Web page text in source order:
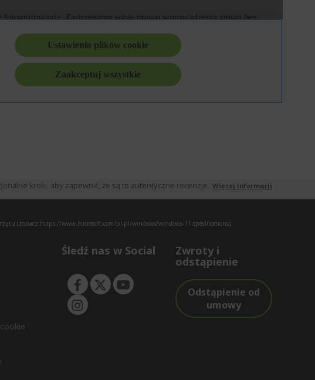
kroki, aby zapewnić, że są to autentyczne recenzje. Więcej informacji
(zobacz https://www.microsoft.com/pl-pl/windows/windows-11-specifications).
Śledź nas w Social Zwroty i
odstąpienie
Odstąpienie od
umowy